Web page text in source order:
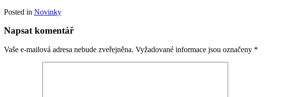
Posted in Novinky
Napsat komentář
Vaše e-mailová adresa nebude zveřejněna. Vyžadované informace jsou označeny *